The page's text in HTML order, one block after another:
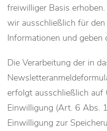
freiwilliger Basis
wir ausschließlich für
Informationen und
Die Verarbeitung der in
erfolgt ausschließlich auf
Einwilligung (Art. 6 Abs.
Einwilligung zur